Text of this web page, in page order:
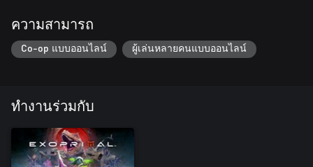
ความสามารถ
Co-op แบบออนไลน์ ผู้เล่นหลายคนแบบออนไลน์
ทำงานร่วมกับ